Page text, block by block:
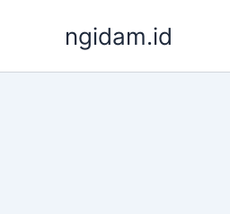
ngidam.id